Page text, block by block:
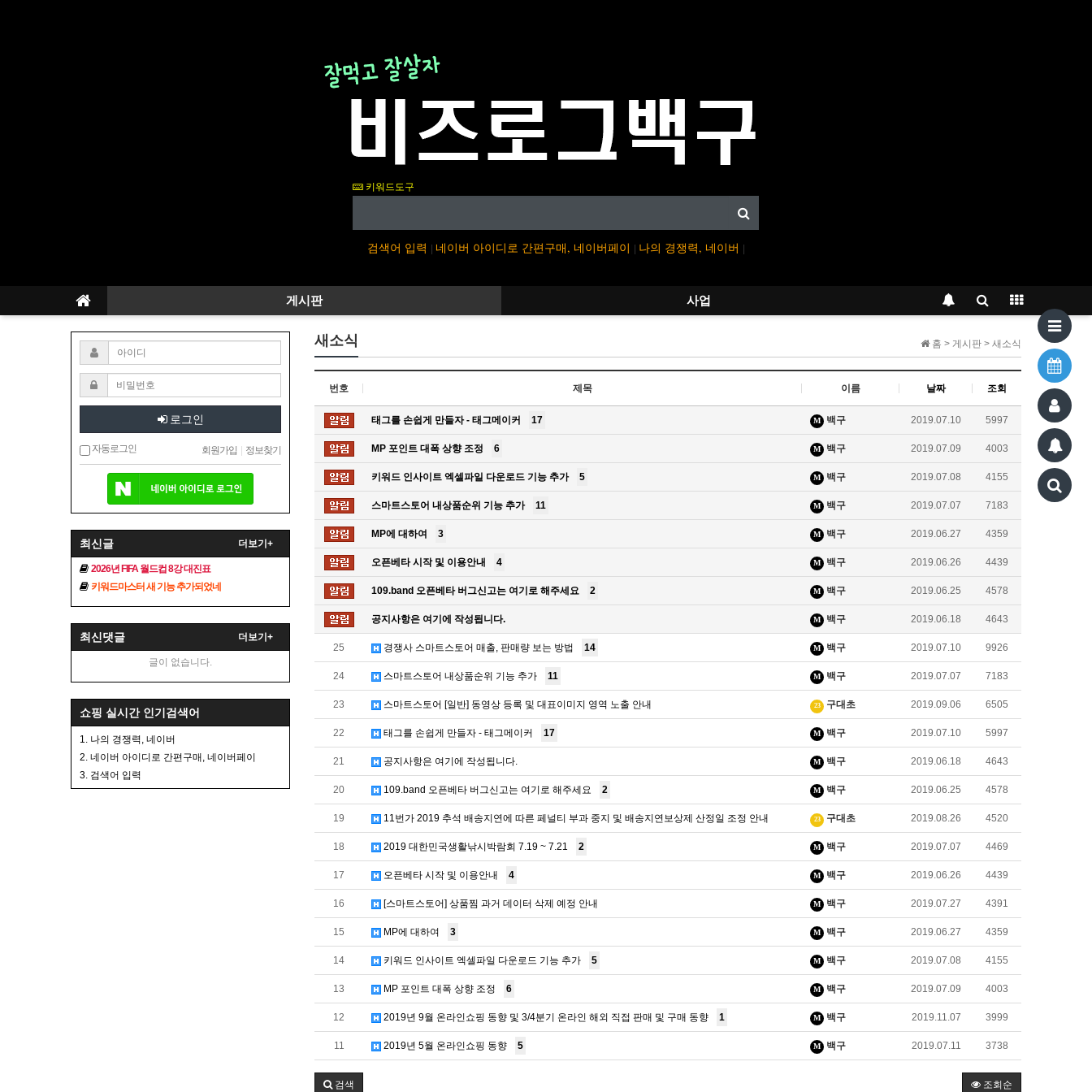
키워드도구
검색어 입력 | 네이버 아이디로 간편구매, 네이버페이 | 나의 경쟁력, 네이버 |
게시판 사업
홈 > 게시판 > 새소식
새소식
번호 제목 이름 날짜 조회
태그를 손쉽게 만들자 - 태그메이커 17 M 백구 2019.07.10 5997
MP 포인트 대폭 상향 조정 6 M 백구 2019.07.09 4003
키워드 인사이트 엑셀파일 다운로드 기능 추가 5 M 백구 2019.07.08 4155
스마트스토어 내상품순위 기능 추가 11 M 백구 2019.07.07 7183
MP에 대하여 3 M 백구 2019.06.27 4359
오픈베타 시작 및 이용안내 4 M 백구 2019.06.26 4439
109.band 오픈베타 버그신고는 여기로 해주세요 2 M 백구 2019.06.25 4578
공지사항은 여기에 작성됩니다. M 백구 2019.06.18 4643
25 경쟁사 스마트스토어 매출, 판매량 보는 방법 14 M 백구 2019.07.10 9926
24 스마트스토어 내상품순위 기능 추가 11 M 백구 2019.07.07 7183
23 스마트스토어 [일반] 동영상 등록 및 대표이미지 영역 노출 안내 23 구대초 2019.09.06 6505
22 태그를 손쉽게 만들자 - 태그메이커 17 M 백구 2019.07.10 5997
21 공지사항은 여기에 작성됩니다. M 백구 2019.06.18 4643
20 109.band 오픈베타 버그신고는 여기로 해주세요 2 M 백구 2019.06.25 4578
19 11번가 2019 추석 배송지연에 따른 페널티 부과 중지 및 배송지연보상제 산정일 조정 안내 23 구대초 2019.08.26 4520
18 2019 대한민국생활낚시박람회 7.19 ~ 7.21 2 M 백구 2019.07.07 4469
17 오픈베타 시작 및 이용안내 4 M 백구 2019.06.26 4439
16 [스마트스토어] 상품찜 과거 데이터 삭제 예정 안내 M 백구 2019.07.27 4391
15 MP에 대하여 3 M 백구 2019.06.27 4359
14 키워드 인사이트 엑셀파일 다운로드 기능 추가 5 M 백구 2019.07.08 4155
13 MP 포인트 대폭 상향 조정 6 M 백구 2019.07.09 4003
12 2019년 9월 온라인쇼핑 동향 및 3/4분기 온라인 해외 직접 판매 및 구매 동향 1 M 백구 2019.11.07 3999
11 2019년 5월 온라인쇼핑 동향 5 M 백구 2019.07.11 3738
조회순
검색
로그인
자동로그인 회원가입 정보찾기
최신글 더보기+
2026년 FIFA 월드컵 8강 대진표
키워드마스터 새 기능 추가되었네
최신댓글 더보기+
글이 없습니다.
쇼핑 실시간 인기검색어
1. 나의 경쟁력, 네이버
2. 네이버 아이디로 간편구매, 네이버페이
3. 검색어 입력